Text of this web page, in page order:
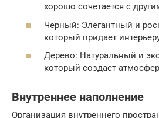
хорошо сочетается с
Черный: Элегантный и
который придает
Дерево: Натуральный и
который создает
Внутреннее наполнение
Организация внутреннего